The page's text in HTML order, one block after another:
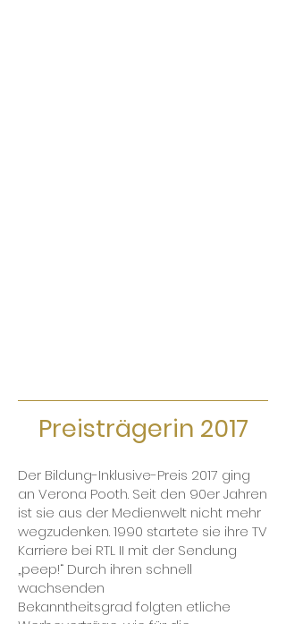
Preisträgerin 2017
Der Bildung-Inklusive-Preis 2017 ging
an Verona Pooth. Seit den 90er Jahren
ist sie aus der Medienwelt nicht mehr
wegzudenken. 1990 startete sie ihre TV
Karriere bei RTL II mit der Sendung
„peep!“ Durch ihren schnell
wachsenden
Bekanntheitsgrad folgten etliche